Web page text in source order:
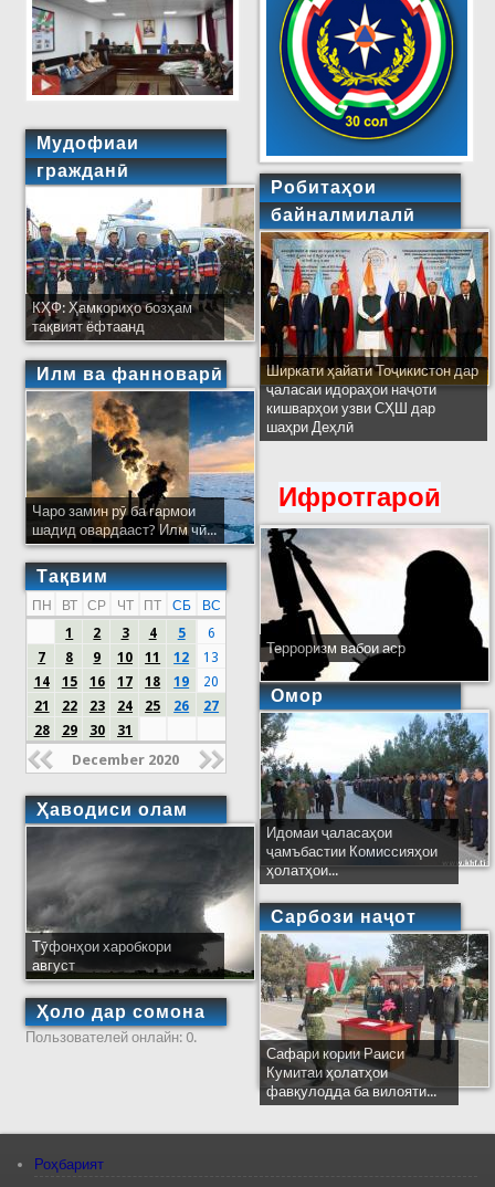
Мудофиаи
гражданӣ
КҲФ: Ҳамкориҳо бозҳам
тақвият ёфтаанд
Илм ва фанноварӣ
Чаро замин рӯ ба гармои
шадид овардааст? Илм чӣ...
Тақвим
ПН ВТ СР ЧТ ПТ СБ
ВС
1
2 3 4 5
6
7
8 9 10 11 12
13
14
15 16 17 18 19
20
21
22 23 24 25 26
27
28
29 30 31
December 2020
Ҳаводиси олам
Тӯфонҳои харобкори
август
Ҳоло дар сомона
Пользователей онлайн: 0.
Робитаҳои
байналмилалӣ
Ширкати ҳайати Тоҷикистон дар
ҷаласаи идораҳои наҷоти
кишварҳои узви СҲШ дар
шаҳри Деҳлӣ
Ифротгароӣ
Терроризм вабои аср
Омор
Идомаи ҷаласаҳои
ҷамъбастии Комиссияҳои
ҳолатҳои...
Сарбози наҷот
Сафари кории Раиси
Кумитаи ҳолатҳои
фавқулодда ба вилояти...
Роҳбарият